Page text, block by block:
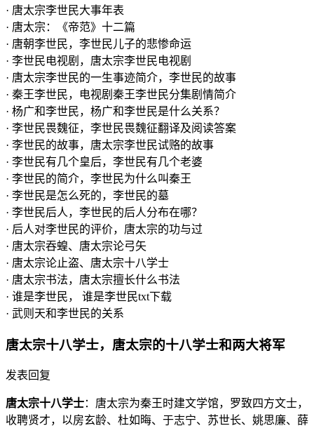
· 唐太宗李世民大事年表
· 唐太宗：《帝范》十二篇
· 唐朝李世民，李世民儿子的悲惨命运
· 李世民电视剧，唐太宗李世民电视剧
· 唐太宗李世民的一生事迹简介，李世民的故事
· 秦王李世民，电视剧秦王李世民分集剧情简介
· 杨广和李世民，杨广和李世民是什么关系？
· 李世民畏魏征，李世民畏魏征翻译及阅读答案
· 李世民的故事，唐太宗李世民试赂的故事
· 李世民有几个皇后，李世民有几个老婆
· 李世民的简介，李世民为什么叫秦王
· 李世民是怎么死的，李世民的墓
· 李世民后人，李世民的后人分布在哪？
· 后人对李世民的评价，唐太宗的功与过
· 唐太宗吞蝗、唐太宗论弓矢
· 唐太宗论止盗、唐太宗十八学士
· 唐太宗书法，唐太宗擅长什么书法
· 谁是李世民， 谁是李世民txt下载
· 武则天和李世民的关系
唐太宗十八学士，唐太宗的十八学士和两大将军
发表回复
唐太宗十八学士：唐太宗为秦王时建文学馆，罗致四方文士，
收聘贤才，以房玄龄、杜如晦、于志宁、苏世长、姚思廉、薛